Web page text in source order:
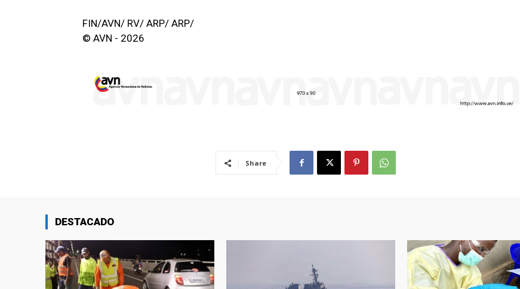
FIN/AVN/ RV/ ARP/ ARP/
© AVN - 2026
Share
DESTACADO